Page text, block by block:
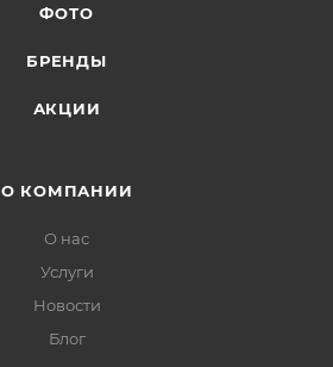
ФОТО
БРЕНДЫ
АКЦИИ
О КОМПАНИИ
О нас
Услуги
Новости
Блог